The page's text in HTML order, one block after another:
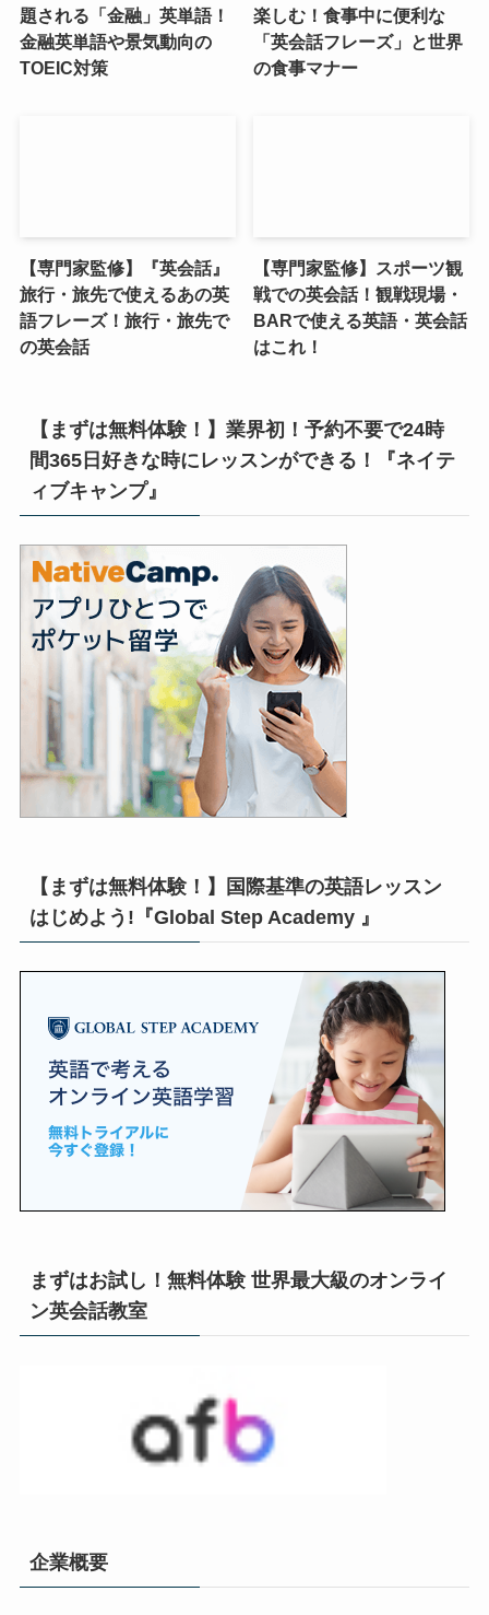
題される「金融」英単語！
金融英単語や景気動向の
TOEIC対策
楽しむ！食事中に便利な
「英会話フレーズ」と世界
の食事マナー
【専門家監修】『英会話』
旅行・旅先で使えるあの英
語フレーズ！旅行・旅先で
の英会話
【専門家監修】スポーツ観
戦での英会話！観戦現場・
BARで使える英語・英会話
はこれ！
【まずは無料体験！】業界初！予約不要で24時
間365日好きな時にレッスンができる！『ネイテ
ィブキャンプ』
【まずは無料体験！】国際基準の英語レッスン
はじめよう!『Global Step Academy 』
まずはお試し！無料体験 世界最大級のオンライ
ン英会話教室
企業概要